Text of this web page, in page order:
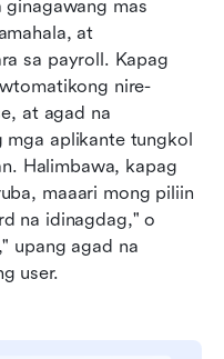
mas
at
sa payroll. Kapag
nire-
at agad na
aplikante tungkol
Halimbawa, kapag
maaari mong piliin
na idinagdag," o
upang agad na
user.